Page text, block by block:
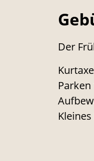
Der
Parken